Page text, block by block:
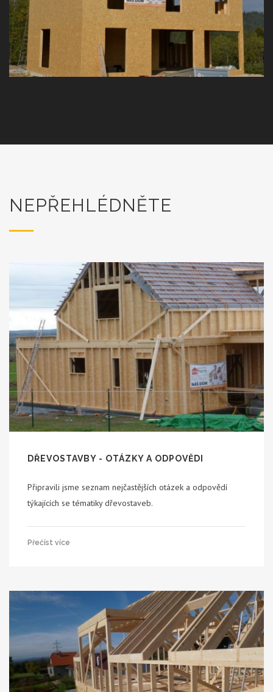
NEPŘEHLÉDNĚTE
DŘEVOSTAVBY - OTÁZKY A ODPOVĚDI
Připravili jsme seznam nejčastějších otázek a odpovědí
týkajících se tématiky dřevostaveb.
Přečíst více